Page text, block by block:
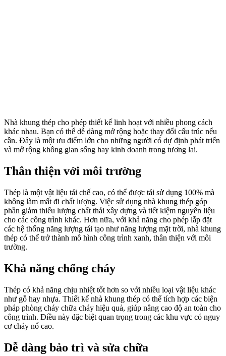
Nhà khung thép cho phép thiết kế linh hoạt với nhiều phong cách
khác nhau. Bạn có thể dễ dàng mở rộng hoặc thay đổi cấu trúc nếu
cần. Đây là một ưu điểm lớn cho những người có dự định phát triển
và mở rộng không gian sống hay kinh doanh trong tương lai.
Thân thiện với môi trường
Thép là một vật liệu tái chế cao, có thể được tái sử dụng 100% mà
không làm mất đi chất lượng. Việc sử dụng nhà khung thép góp
phần giảm thiểu lượng chất thải xây dựng và tiết kiệm nguyên liệu
cho các công trình khác. Hơn nữa, với khả năng cho phép lắp đặt
các hệ thống năng lượng tái tạo như năng lượng mặt trời, nhà khung
thép có thể trở thành mô hình công trình xanh, thân thiện với môi
trường.
Khả năng chống cháy
Thép có khả năng chịu nhiệt tốt hơn so với nhiều loại vật liệu khác
như gỗ hay nhựa. Thiết kế nhà khung thép có thể tích hợp các biện
pháp phòng cháy chữa cháy hiệu quả, giúp nâng cao độ an toàn cho
công trình. Điều này đặc biệt quan trọng trong các khu vực có nguy
cơ cháy nổ cao.
Dễ dàng bảo trì và sửa chữa